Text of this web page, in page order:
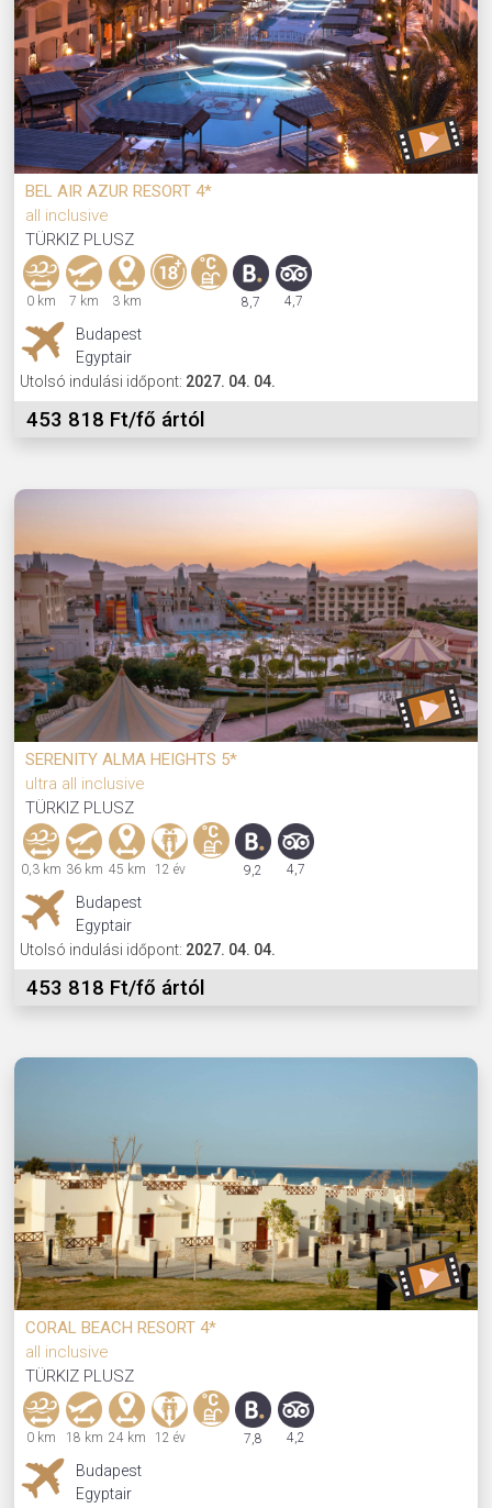
BEL AIR AZUR RESORT 4*
all inclusive
TÜRKIZ PLUSZ
0 km 7 km 3 km 8,7 4,7
Budapest
Egyptair
Utolsó indulási időpont: 2027. 04. 04.
453 818 Ft/fő ártól
SERENITY ALMA HEIGHTS 5*
ultra all inclusive
TÜRKIZ PLUSZ
0,3 km 36 km 45 km 12 év 9,2 4,7
Budapest
Egyptair
Utolsó indulási időpont: 2027. 04. 04.
453 818 Ft/fő ártól
CORAL BEACH RESORT 4*
all inclusive
TÜRKIZ PLUSZ
0 km 18 km 24 km 12 év 7,8 4,2
Budapest
Egyptair